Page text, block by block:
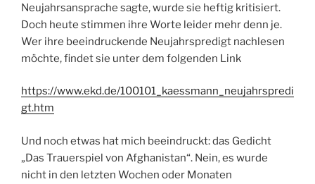
Neujahrsansprache sagte, wurde sie heftig kritisiert.
Doch heute stimmen ihre Worte leider mehr denn je.
Wer ihre beeindruckende Neujahrspredigt nachlesen
möchte, findet sie unter dem folgenden Link
https://www.ekd.de/100101_kaessmann_neujahrspredi
gt.htm
Und noch etwas hat mich beeindruckt: das Gedicht
„Das Trauerspiel von Afghanistan“. Nein, es wurde
nicht in den letzten Wochen oder Monaten